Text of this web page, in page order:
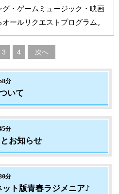
・ゲームミュージック・映画
ールリクエストプログラム。
3 4 次へ
分
いて
分
お知らせ
分
ト版青春ラジメニア♪